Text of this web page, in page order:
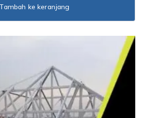
Tambah ke keranjang